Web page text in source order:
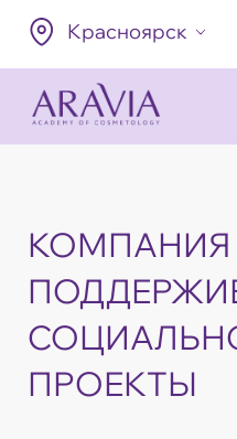
Красноярск
КОМПАНИЯ
ПРОЕКТЫ